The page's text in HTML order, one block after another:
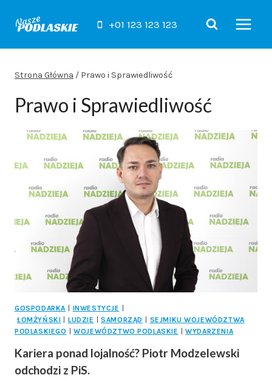
+01 123 123 123
Strona Główna / Prawo i Sprawiedliwość
Prawo i Sprawiedliwość
GOSPODARKA INWESTYCJE
ŁOMŻYŃSKI
LUDZIE SAMORZĄD
SEJMIKU WOJEWÓDZTWA
PODLASKIEGO
WOJEWÓDZTWO PODLASKIE WYDARZENIA
Kariera ponad lojalność? Piotr Modzelewski
odchodzi z PiS.